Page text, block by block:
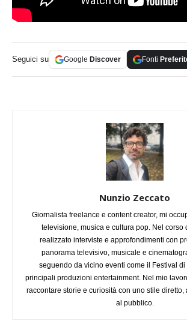
Seguici su Google Discover Fonti
Nunzio Zeccato
Giornalista freelance e content creator, mi
televisione, musica e cultura pop. Nel corso
realizzato interviste e approfondimenti con
panorama televisivo, musicale e
seguendo da vicino eventi come il Festival di
principali produzioni entertainment. Nel mio
raccontare storie e curiosità con uno stile diretto,
al pubblico.